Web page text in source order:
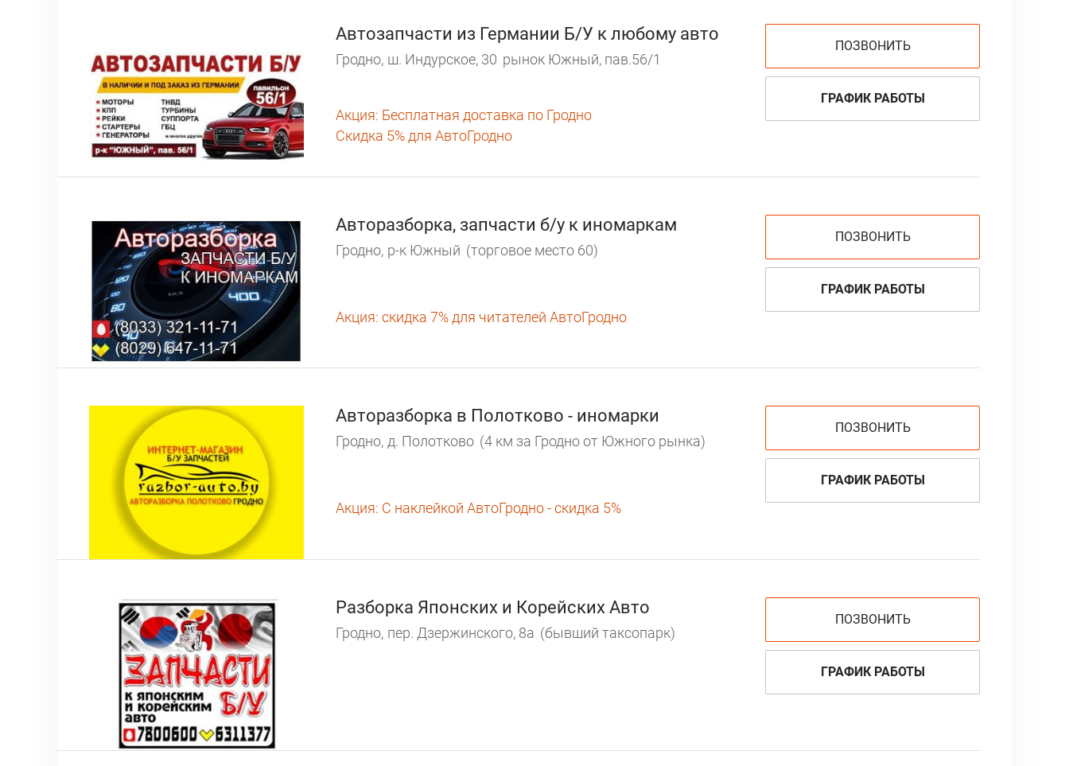
Автозапчасти из Германии Б/У к любому авто
Гродно, ш. Индурское, 30 рынок Южный, пав.56/1
Акция: Бесплатная доставка по Гродно
Скидка 5% для АвтоГродно
ПОЗВОНИТЬ
ГРАФИК РАБОТЫ
Авторазборка, запчасти б/у к иномаркам
Гродно, р-к Южный (торговое место 60)
Акция: скидка 7% для читателей АвтоГродно
ПОЗВОНИТЬ
ГРАФИК РАБОТЫ
Авторазборка в Полотково - иномарки
Гродно, д. Полотково (4 км за Гродно от Южного рынка)
Акция: С наклейкой АвтоГродно - скидка 5%
ПОЗВОНИТЬ
ГРАФИК РАБОТЫ
Разборка Японских и Корейских Авто
Гродно, пер. Дзержинского, 8а (бывший таксопарк)
ПОЗВОНИТЬ
ГРАФИК РАБОТЫ